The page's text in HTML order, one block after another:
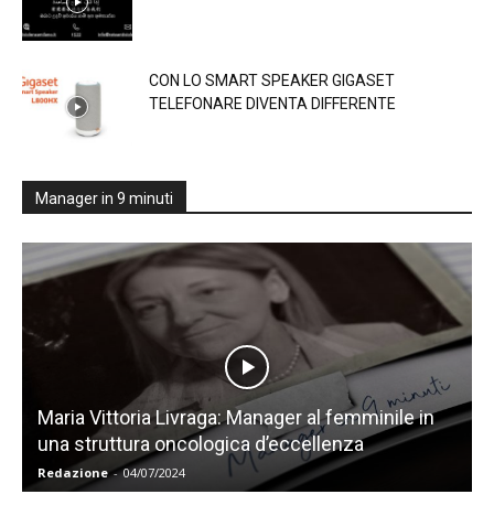
CON LO SMART SPEAKER GIGASET
TELEFONARE DIVENTA DIFFERENTE
Manager in 9 minuti
Maria Vittoria Livraga: Manager al femminile in
una struttura oncologica d’eccellenza
Redazione - 04/07/2024